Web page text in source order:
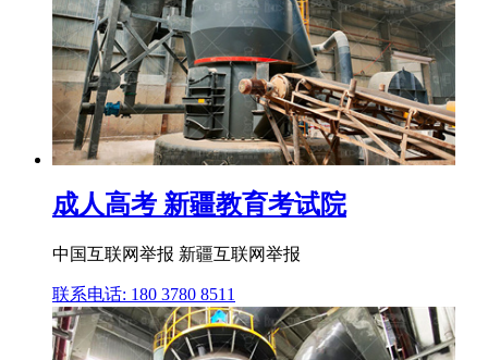
成人高考 新疆教育考试院
中国互联网举报 新疆互联网举报
联系电话: 180 3780 8511